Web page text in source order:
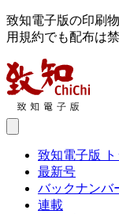
致知電子版の印刷
用規約でも配布は
致知電子版
最新号
バックナンバ
連載